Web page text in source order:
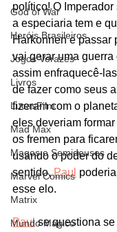
God of War
Heróis Brasileiros
Jogos Vorazes
Livros
LucasFilm
Mad Max
Magos e Semideuses
Marvel Comics
Matrix
Mundo Mágico
político! O
a especiaria tem e
Harkonnen e passar
vai gerar uma guerra
assim enfraquecê-
de fazer como seus
fizeram com o
eles deveriam
os fremen para
usando o poder do
sentido, Paul
esse elo.
Paul se questiona se